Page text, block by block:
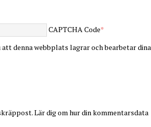
CAPTCHA Code*
denna webbplats lagrar och bearbetar dina
Lär dig om hur din kommentarsdata